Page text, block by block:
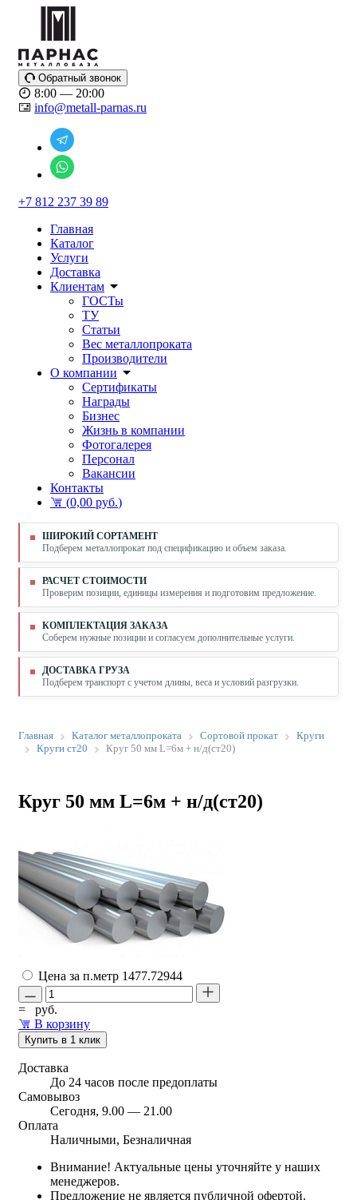
Обратный звонок
8:00 — 20:00
info@metall-parnas.ru
+7 812 237 39 89
Главная
Каталог
Услуги
Доставка
Клиентам
ГОСТы
ТУ
Статьи
Вес металлопроката
Производители
О компании
Сертификаты
Награды
Бизнес
Жизнь в компании
Фотогалерея
Персонал
Вакансии
Контакты
(0,00 руб.)
ШИРОКИЙ СОРТАМЕНТ
Подберем металлопрокат под спецификацию и объем заказа.
РАСЧЕТ СТОИМОСТИ
Проверим позиции, единицы измерения и подготовим предложение.
КОМПЛЕКТАЦИЯ ЗАКАЗА
Соберем нужные позиции и согласуем дополнительные услуги.
ДОСТАВКА ГРУЗА
Подберем транспорт с учетом длины, веса и условий разгрузки.
Главная Каталог металлопроката Сортовой прокат
Круги
Круги ст20
Круг 50 мм L=6м + н/д(ст20)
Круг 50 мм L=6м + н/д(ст20)
Цена за п.метр 1477.72944
=
руб.
В корзину
Купить в 1 клик
Доставка
До 24 часов после предоплаты
Самовывоз
Сегодня, 9.00 — 21.00
Оплата
Наличными, Безналичная
Внимание! Актуальные цены уточняйте у наших
менеджеров.
Предложение не является публичной офертой.